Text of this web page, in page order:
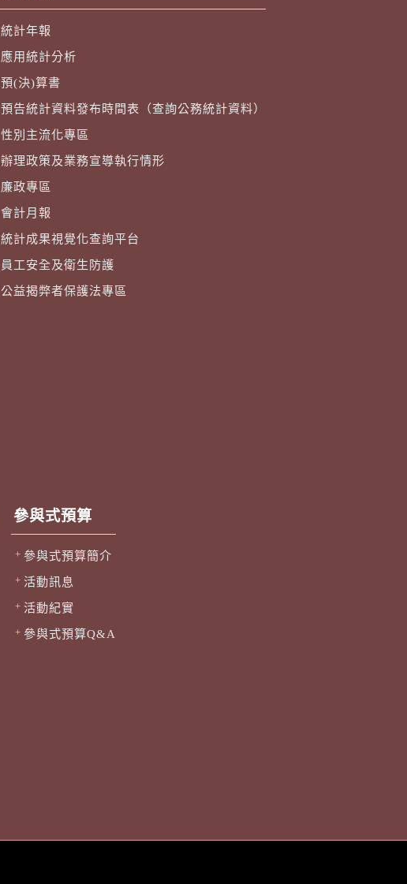
統計年報
應用統計分析
預(決)算書
預告統計資料發布時間表（查詢公務統計資料）
性別主流化專區
辦理政策及業務宣導執行情形
廉政專區
會計月報
統計成果視覺化查詢平台
員工安全及衛生防護
公益揭弊者保護法專區
參與式預算
參與式預算簡介
活動訊息
活動紀實
參與式預算Q&A